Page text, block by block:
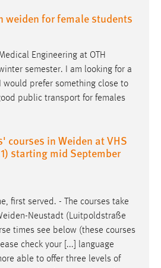
weiden for female students
Engineering at OTH
semester. I am looking for a
would prefer something close to
public transport for females
courses in Weiden at VHS
starting mid September
first served. - The courses take
Neustadt (Luitpoldstraße
times see below (these courses
check your [...] language
able to offer three levels of
chat-frame-style-
= Sitzungslaufzeit, mibew_locale = 3
um sich an der Website